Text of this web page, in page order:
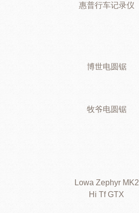
惠普行车记录仪
博世电圆锯
牧爷电圆锯
Lowa Zephyr MK2
Hi Tf GTX